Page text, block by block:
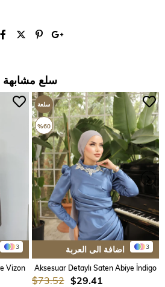
سلع مشابهة
3
Vizon
3 اضافة الى العربة
Aksesuar Detaylı Saten Abiye İndigo
$29.41
$73.52
سلعة
جديدة
%60